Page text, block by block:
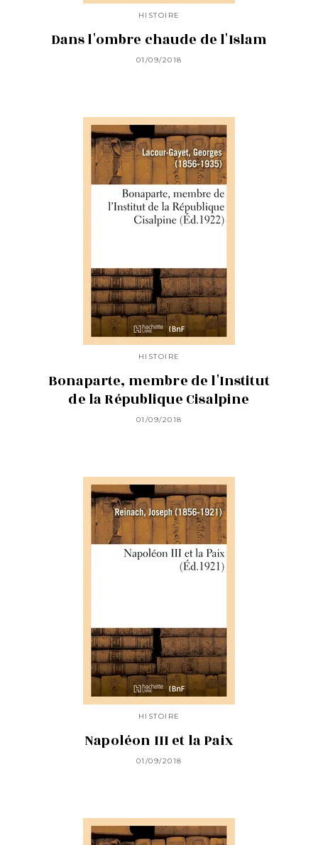
HISTOIRE
Dans l'ombre chaude de l'Islam
01/09/2018
HISTOIRE
Bonaparte, membre de l'Institut
de la République Cisalpine
01/09/2018
HISTOIRE
Napoléon III et la Paix
01/09/2018